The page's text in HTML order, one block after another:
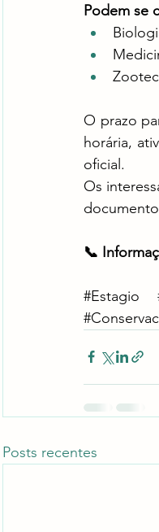
Podem se
O prazo
horária,
oficial.
Os
📞
#Estagio
Posts recentes